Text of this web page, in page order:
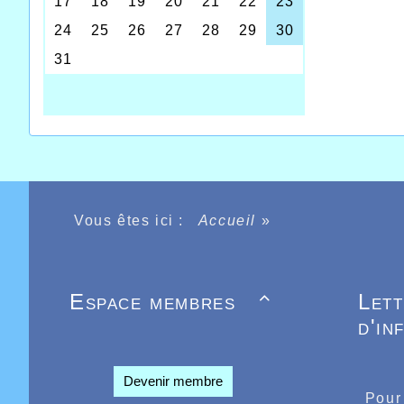
que
Adieu
Vous êtes ici : Accueil »

Espace membres
Devenir membre